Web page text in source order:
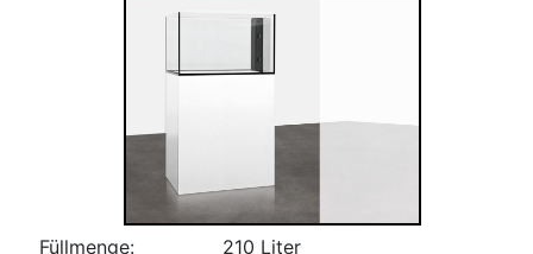
Füllmenge:
210 Liter